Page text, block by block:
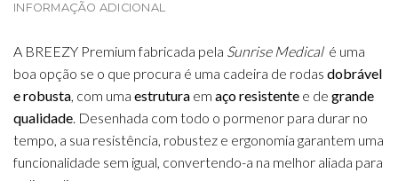
INFORMAÇÃO ADICIONAL
A BREEZY Premium fabricada pela Sunrise Medicalé uma
boa opção se o que procura é uma cadeira de rodas dobrável
e robusta, com uma estrutura em aço resistente e de grande
qualidade. Desenhada com todo o pormenor para durar no
tempo, a sua resistência, robustez e ergonomia garantem uma
funcionalidade sem igual, convertendo-a na melhor aliada para